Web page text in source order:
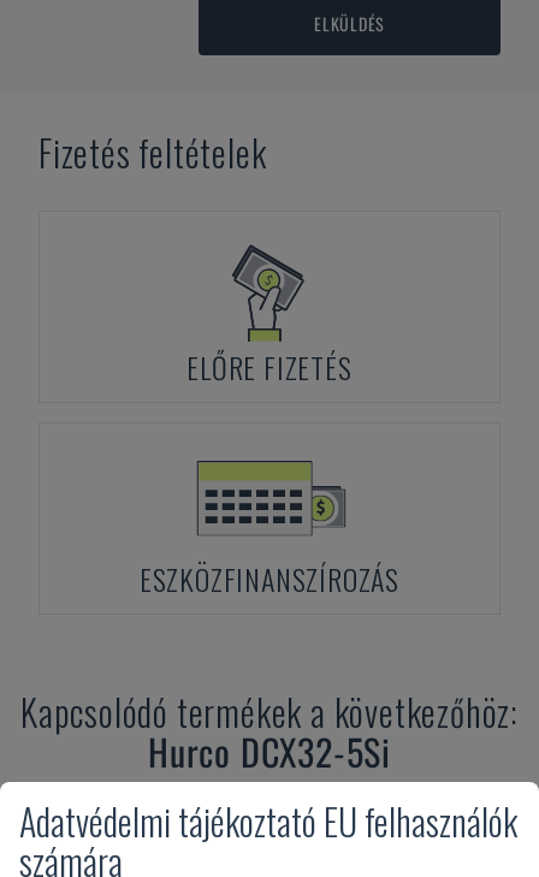
ELKÜLDÉS
Fizetés feltételek
ELŐRE FIZETÉS
ESZKÖZFINANSZÍROZÁS
Kapcsolódó termékek a következőhöz:
Hurco DCX32-5Si
Adatvédelmi tájékoztató EU felhasználók
számára